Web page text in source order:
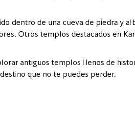
dentro de una cueva de piedra y
Otros templos destacados en
antiguos templos llenos de
que no te puedes perder.